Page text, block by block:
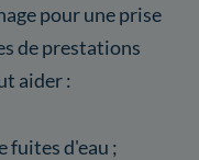
pour une prise
de prestations
aider :
fuites d'eau ;